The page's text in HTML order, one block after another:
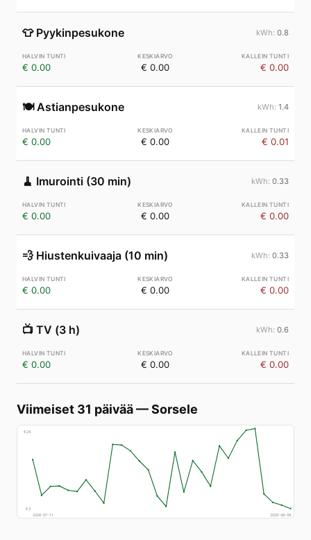
👕 Pyykinpesukone 0.8
€ 0.00 € 0.00 € 0.00
🍽️ Astianpesukone 1.4
€ 0.00 € 0.00 € 0.01
🧹 Imurointi (30 min) 0.33
€ 0.00 € 0.00 € 0.00
💨 Hiustenkuivaaja (10 min) 0.33
€ 0.00 € 0.00 € 0.00
📺 TV (3 h) 0.6
€ 0.00 € 0.00 € 0.00
Viimeiset 31 päivää—Sorsele
€24
€3
2026-07-11
2026-08-09